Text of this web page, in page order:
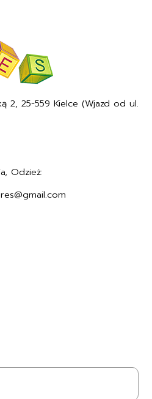
2, 25-559 Kielce (Wjazd od ul.
Odzież: